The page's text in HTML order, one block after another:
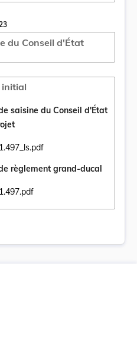
du Conseil d'État
initial
saisine du Conseil d'État
le document 61.497_ls.pdf dans un
règlement grand-ducal
le document 61.497.pdf dans un